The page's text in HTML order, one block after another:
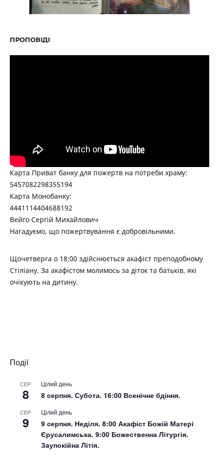
ПРОПОВІДІ
Карта Приват банку для пожертв на потреби храму:
5457082298355194
Карта Монобанку:
4441114404688192
Вейго Сергій Михайлович
Нагадуємо, що пожертвування є добровільними.
Щочетверга о 18:00 здійснюється акафіст преподобному
Стіліану. За акафістом молимось за діток та батьків, які
очікують на дитину.
Події
СЕР
8
Цілий день
8 серпня. Субота. 16:00 Всенічне бдіння.
СЕР
9
Цілий день
9 серпня. Неділя. 8:00 Акафіст Божій Матері
Єрусалимська. 9:00 Божественна Літургія.
Заупокійна Літія.